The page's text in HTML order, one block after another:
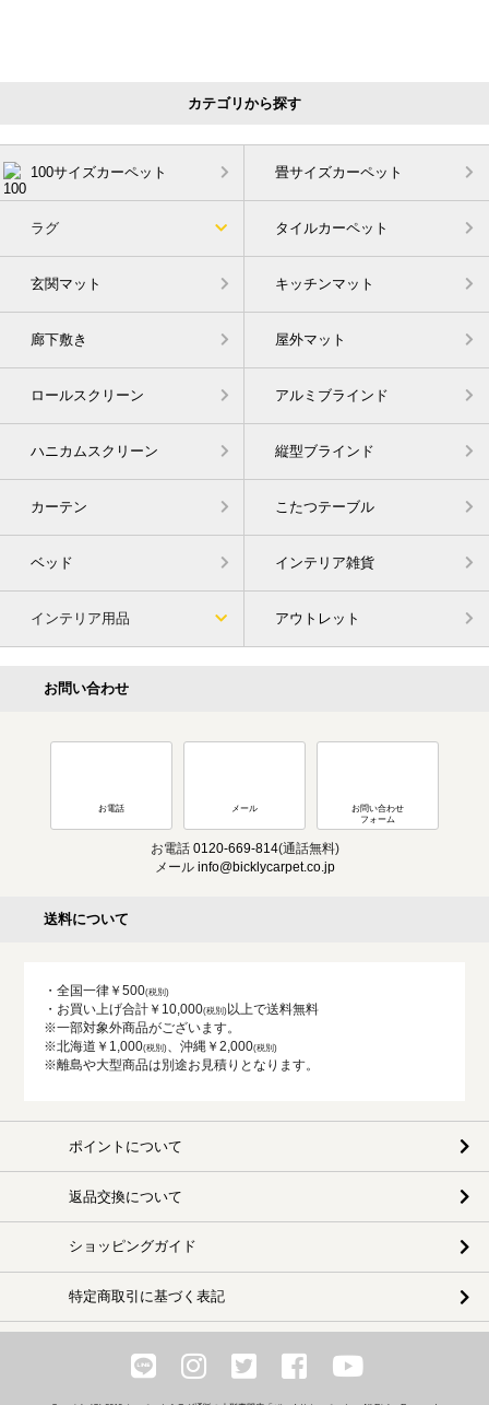
カテゴリから探す
100サイズカーペット 畳サイズカーペット
ラグ タイルカーペット
玄関マット キッチンマット
廊下敷き 屋外マット
ロールスクリーン アルミブラインド
ハニカムスクリーン 縦型ブラインド
カーテン こたつテーブル
ベッド インテリア雑貨
インテリア用品 アウトレット
お問い合わせ
お電話 メール
お問い合わせ
フォーム
お電話 0120-669-814(通話無料)
メール info@bicklycarpet.co.jp
送料について
・全国一律￥500
・お買い上げ合計￥10,000
以上で送料無料
※一部対象外商品がございます。
※北海道￥1,000
、沖縄￥2,000
※離島や大型商品は別途お見積りとなります。
ポイントについて
返品交換について
ショッピングガイド
特定商取引に基づく表記